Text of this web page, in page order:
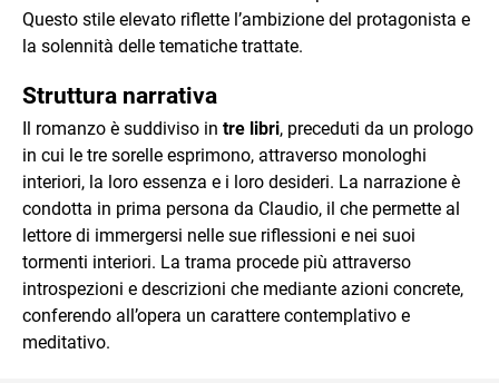
Questo stile elevato riflette l’ambizione del protagonista e
la solennità delle tematiche trattate.
Struttura narrativa
Il romanzo è suddiviso in tre libri, preceduti da un prologo
in cui le tre sorelle esprimono, attraverso monologhi
interiori, la loro essenza e i loro desideri. La narrazione è
condotta in prima persona da Claudio, il che permette al
lettore di immergersi nelle sue riflessioni e nei suoi
tormenti interiori. La trama procede più attraverso
introspezioni e descrizioni che mediante azioni concrete,
conferendo all’opera un carattere contemplativo e
meditativo.